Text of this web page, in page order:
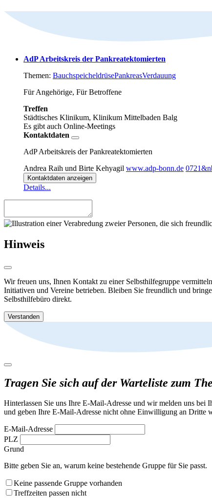
AdP Arbeitskreis der Pankreatektomierten
Themen: BauchspeicheldrüsePankreasVerdauung
Für Angehörige, Für Betroffene
Treffen
Städtisches Klinikum, Klinikum Mittelbaden Balg
Es gibt auch Online-Meetings
Kontaktdaten
AdP Arbeitskreis der Pankreatektomierten
Andrea Raih und Birte Kehyagil www.adp-bonn.de
Kontaktdaten anzeigen
Details...
Hinweis
Wir freuen uns, Ihnen Kontakt zu einer Selbsthilfegruppe
Initiativen und Vereine betrieben. Bleiben Sie freundlich und
Selbsthilfebüro direkt.
Verstanden
Tragen Sie sich auf der Warteliste zum
Hinterlassen Sie uns Ihre E-Mail-Adresse und wir melden uns bei
und geben Ihre E-Mail-Adresse nicht ohne Einwilligung an Dritte
E-Mail-Adresse
PLZ
Grund
Bitte geben Sie an, warum keine bestehende Gruppe für Sie passt.
Keine passende Gruppe vorhanden
Treffzeiten passen nicht